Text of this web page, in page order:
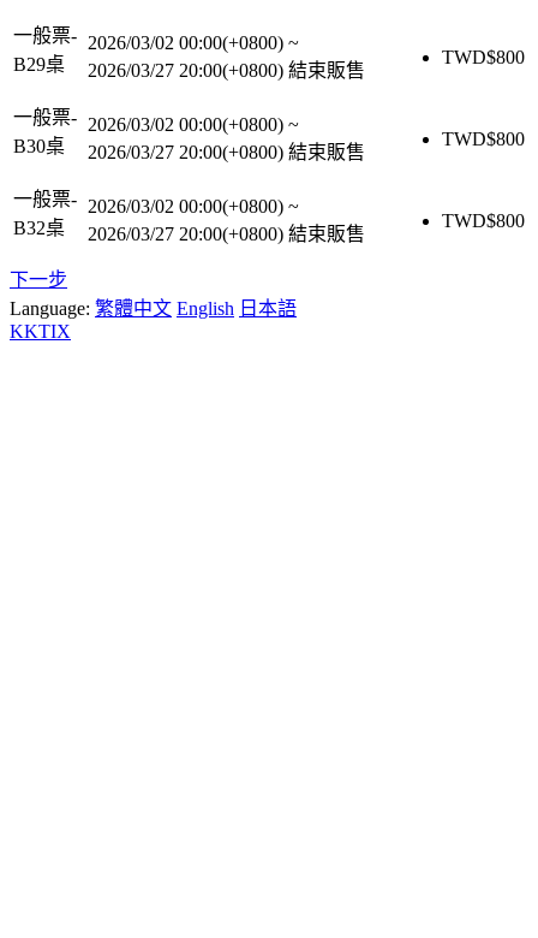
一般票-
B29桌
2026/03/02 00:00(+0800) ~
2026/03/27 20:00(+0800) 結束販售
TWD$800
一般票-
B30桌
2026/03/02 00:00(+0800) ~
2026/03/27 20:00(+0800) 結束販售
TWD$800
一般票-
B32桌
2026/03/02 00:00(+0800) ~
2026/03/27 20:00(+0800) 結束販售
TWD$800
下一步
Language: 繁體中文 English 日本語
KKTIX